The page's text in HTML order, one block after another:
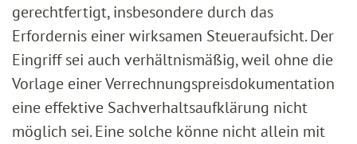
gerechtfertigt, insbesondere durch das
Erfordernis einer wirksamen Steueraufsicht. Der
Eingriff sei auch verhältnismäßig, weil ohne die
Vorlage einer Verrechnungspreisdokumentation
eine effektive Sachverhaltsaufklärung nicht
möglich sei. Eine solche könne nicht allein mit